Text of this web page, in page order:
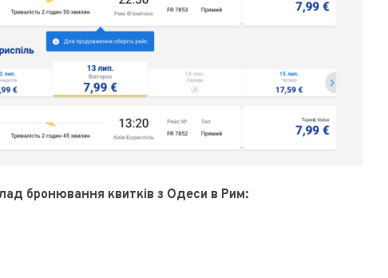
бронювання квитків з Одеси в Рим: